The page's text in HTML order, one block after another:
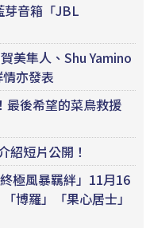
芽音箱「JBL
美隼人、Shu Yamino
亦發表
最後希望的菜鳥救援
紹短片公開！
極風暴羈絆」11月16
博羅」「果心居士」